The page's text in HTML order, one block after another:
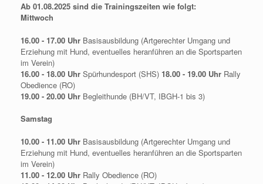
Ab 01.08.2025 sind die Trainingszeiten wie folgt:
Mittwoch
16.00 - 17.00 Uhr Basisausbildung (Artgerechter Umgang und
Erziehung mit Hund, eventuelles heranführen an die Sportsparten
im Verein)
16.00 - 18.00 Uhr Spürhundesport (SHS) 18.00 - 19.00 Uhr Rally
Obedience (RO)
19.00 - 20.00 Uhr Begleithunde (BH/VT, IBGH-1 bis 3)
Samstag
10.00 - 11.00 Uhr Basisausbildung (Artgerechter Umgang und
Erziehung mit Hund, eventuelles heranführen an die Sportsparten
im Verein)
11.00 - 12.00 Uhr Rally Obedience (RO)